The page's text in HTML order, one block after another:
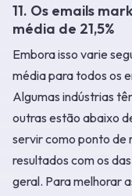
11. Os emails
média de 21,5%
Embora isso varie
média para todos os
Algumas indústrias
outras estão abaixo
servir como ponto de
resultados com os
geral. Para melhorar